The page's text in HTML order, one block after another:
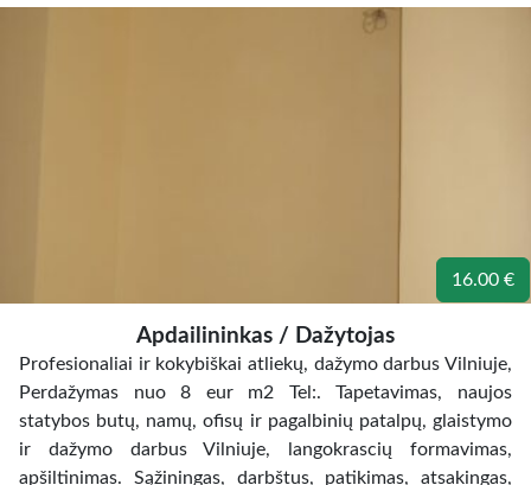
16.00 €
Apdailininkas / Dažytojas
Profesionaliai ir kokybiškai atliekų, dažymo darbus Vilniuje,
Perdažymas nuo 8 eur m2 Tel:. Tapetavimas, naujos
statybos butų, namų, ofisų ir pagalbinių patalpų, glaistymo
ir dažymo darbus Vilniuje, langokrascių formavimas,
apšiltinimas. Sąžiningas, darbštus, patikimas, atsakingas,